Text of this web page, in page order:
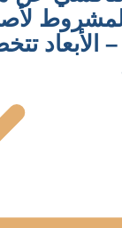
المشروط
الأبعاد